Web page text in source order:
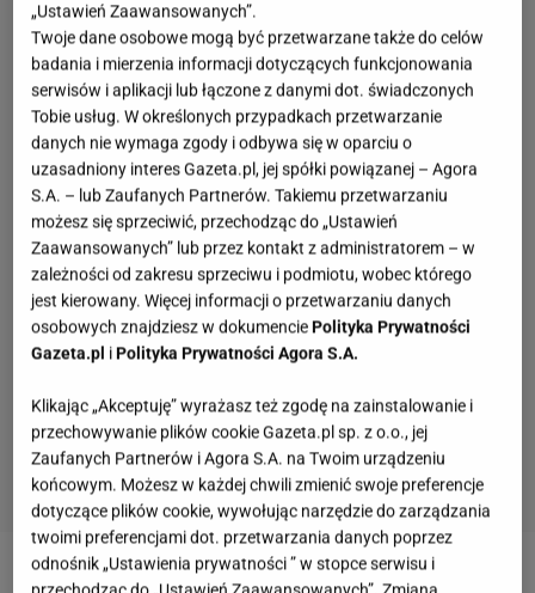
DzieciAnny PrzybylskiejiJarosława Bieniuka
„Ustawień Zaawansowanych”.
Twoje dane osobowe mogą być przetwarzane także do celów
badania i mierzenia informacji dotyczących funkcjonowania
serwisów i aplikacji lub łączone z danymi dot. świadczonych
Tobie usług. W określonych przypadkach przetwarzanie
danych nie wymaga zgody i odbywa się w oparciu o
uzasadniony interes Gazeta.pl, jej spółki powiązanej – Agora
S.A. – lub Zaufanych Partnerów. Takiemu przetwarzaniu
możesz się sprzeciwić, przechodząc do „Ustawień
Zaawansowanych” lub przez kontakt z administratorem – w
zależności od zakresu sprzeciwu i podmiotu, wobec którego
jest kierowany. Więcej informacji o przetwarzaniu danych
osobowych znajdziesz w dokumencie Polityka Prywatności
Gazeta.pl i Polityka Prywatności Agora S.A.
Klikając „Akceptuję” wyrażasz też zgodę na zainstalowanie i
przechowywanie plików cookie Gazeta.pl sp. z o.o., jej
Zaufanych Partnerów i Agora S.A. na Twoim urządzeniu
końcowym. Możesz w każdej chwili zmienić swoje preferencje
dotyczące plików cookie, wywołując narzędzie do zarządzania
twoimi preferencjami dot. przetwarzania danych poprzez
odnośnik „Ustawienia prywatności ” w stopce serwisu i